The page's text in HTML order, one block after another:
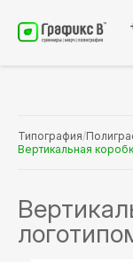
Типография/
Вертикальная